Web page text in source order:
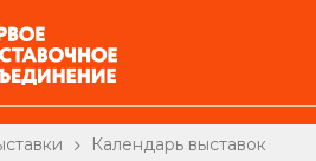
Календарь выставок